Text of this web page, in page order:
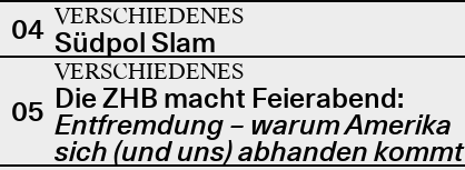
04 VERSCHIEDENES
Südpol Slam
05
VERSCHIEDENES
Die ZHB macht Feierabend:
Entfremdung – warum Amerika
sich (und uns) abhanden kommt